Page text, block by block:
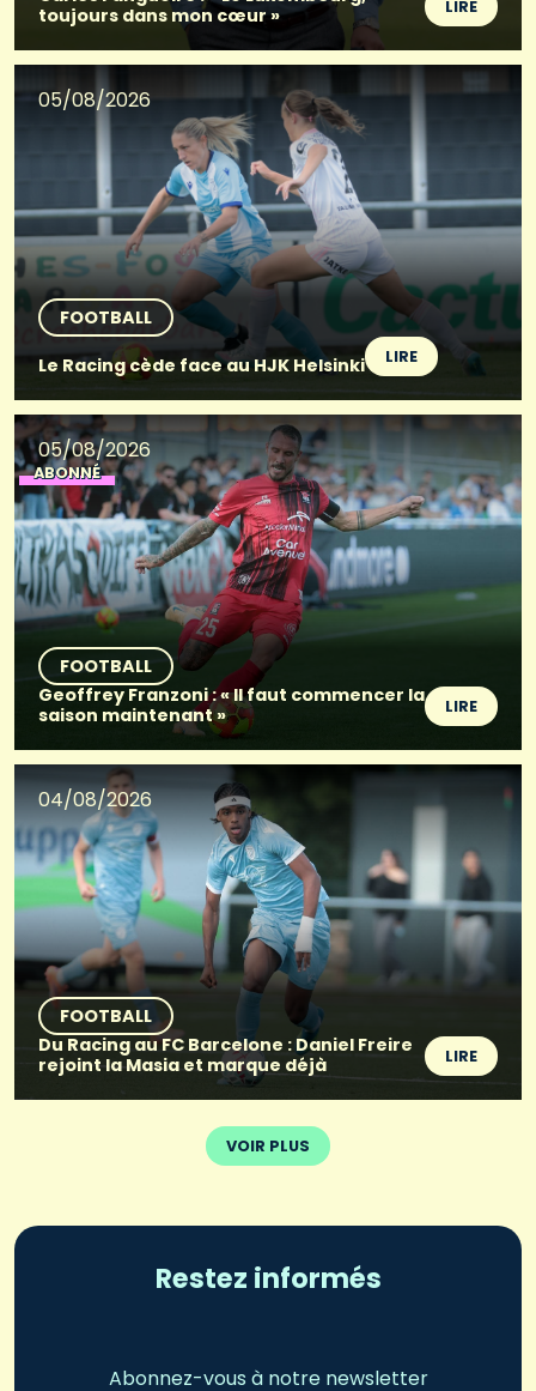
toujours dans mon cœur »
LIRE
05/08/2026
FOOTBALL
Le Racing cède face au HJK Helsinki
LIRE
05/08/2026
ABONNÉ
FOOTBALL
Geoffrey Franzoni : « Il faut commencer la
saison maintenant »
LIRE
04/08/2026
FOOTBALL
Du Racing au FC Barcelone : Daniel Freire
rejoint la Masia et marque déjà
LIRE
VOIR PLUS
Restez informés
Abonnez-vous à notre newsletter